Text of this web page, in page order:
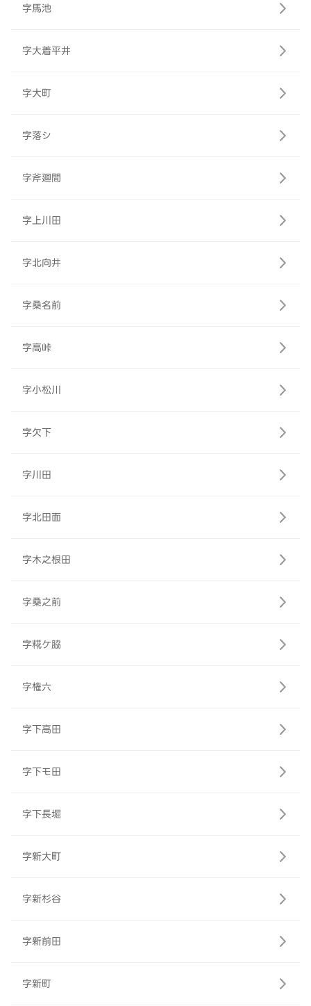
字馬池
字大着平井
字大町
字落シ
字斧廻間
字上川田
字北向井
字桑名前
字高峠
字小松川
字欠下
字川田
字北田面
字木之根田
字桑之前
字糀ケ脇
字権六
字下高田
字下モ田
字下長堀
字新大町
字新杉谷
字新前田
字新町